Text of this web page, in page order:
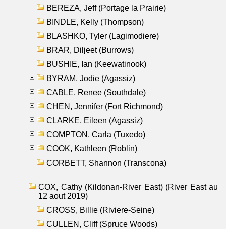
BEREZA, Jeff (Portage la Prairie)
BINDLE, Kelly (Thompson)
BLASHKO, Tyler (Lagimodiere)
BRAR, Diljeet (Burrows)
BUSHIE, Ian (Keewatinook)
BYRAM, Jodie (Agassiz)
CABLE, Renee (Southdale)
CHEN, Jennifer (Fort Richmond)
CLARKE, Eileen (Agassiz)
COMPTON, Carla (Tuxedo)
COOK, Kathleen (Roblin)
CORBETT, Shannon (Transcona)
COX, Cathy (Kildonan-River East) (River East au
12 aout 2019)
CROSS, Billie (Riviere-Seine)
CULLEN, Cliff (Spruce Woods)